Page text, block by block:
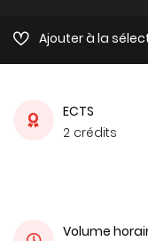
Ajouter à la
ECTS
2 crédits
Volume